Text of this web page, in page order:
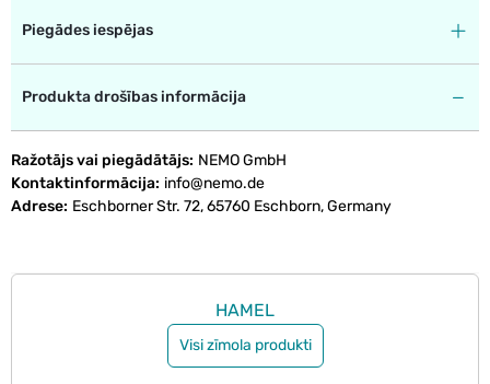
Piegādes iespējas
Produkta drošības informācija
Ražotājs vai piegādātājs NEMO GmbH
Kontaktinformācija info@nemo.de
Adrese Eschborner Str. 72, 65760 Eschborn, Germany
HAMEL
Visi zīmola produkti